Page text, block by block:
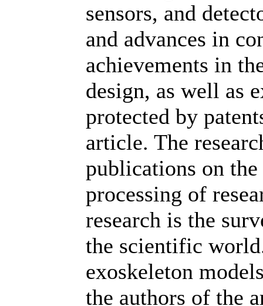
sensors, and
and advances in
achievements in
design, as well as
protected by
article. The
publications on
processing of
research is the
the scientific
exoskeleton
the authors of the